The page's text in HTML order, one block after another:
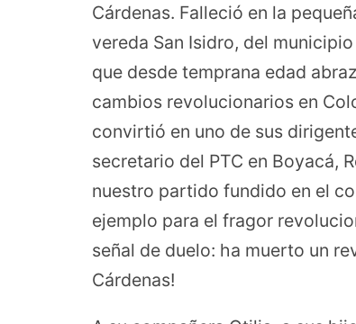
Cárdenas. Falleció en la
vereda San Isidro, del
que desde temprana edad
cambios revolucionarios en
convirtió en uno de sus
secretario del PTC en Boyacá,
nuestro partido fundido en el
ejemplo para el fragor
señal de duelo: ha muerto un
Cárdenas!